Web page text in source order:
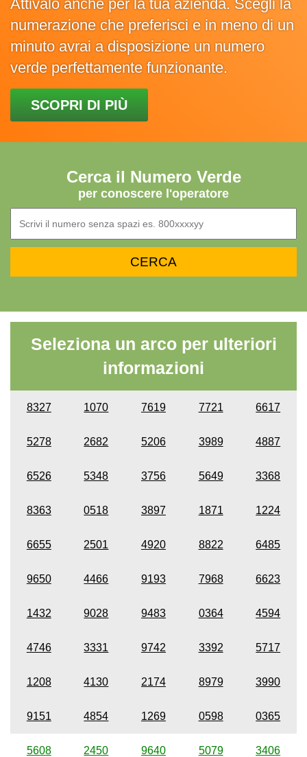
Attivalo anche per la tua azienda. Scegli la
numerazione che preferisci e in meno di un
minuto avrai a disposizione un numero
verde perfettamente funzionante.
SCOPRI DI PIÙ
Cerca il Numero Verde
per conoscere l'operatore
Seleziona un arco per ulteriori
informazioni
8327 1070 7619 7721 6617
5278 2682 5206 3989 4887
6526 5348 3756 5649 3368
8363 0518 3897 1871 1224
6655 2501 4920 8822 6485
9650 4466 9193 7968 6623
1432 9028 9483 0364 4594
4746 3331 9742 3392 5717
1208 4130 2174 8979 3990
9151 4854 1269 0598 0365
5608 2450 9640 5079 3406